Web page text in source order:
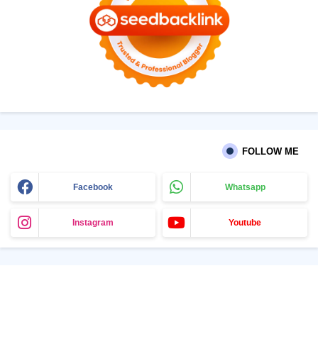
FOLLOW ME
Facebook Whatsapp
Instagram Youtube